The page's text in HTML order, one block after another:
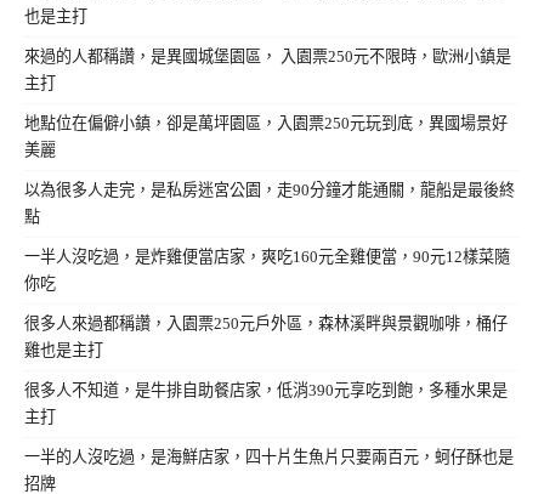
也是主打
來過的人都稱讚，是異國城堡園區， 入園票250元不限時，歐洲小鎮是
主打
地點位在偏僻小鎮，卻是萬坪園區，入園票250元玩到底，異國場景好
美麗
以為很多人走完，是私房迷宮公園，走90分鐘才能通關，龍船是最後終
點
一半人沒吃過，是炸雞便當店家，爽吃160元全雞便當，90元12樣菜隨
你吃
很多人來過都稱讚，入園票250元戶外區，森林溪畔與景觀咖啡，桶仔
雞也是主打
很多人不知道，是牛排自助餐店家，低消390元享吃到飽，多種水果是
主打
一半的人沒吃過，是海鮮店家，四十片生魚片只要兩百元，蚵仔酥也是
招牌